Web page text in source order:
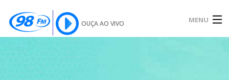
OUÇA AO VIVO MENU